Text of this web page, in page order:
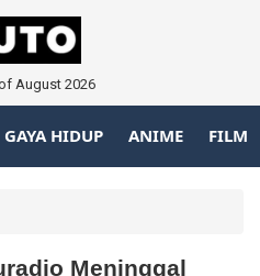
August 2026
GAYA HIDUP ANIME FILM
Meninggal